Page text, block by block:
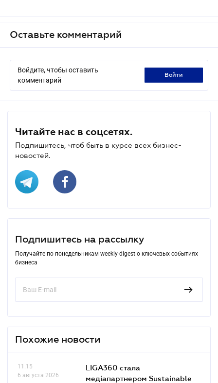
Оставьте комментарий
Войдите, чтобы оставить
комментарий
войти
Читайте нас в соцсетях.
Подпишитесь, чтоб быть в курсе всех бизнес-
новостей.
Подпишитесь на рассылку
Получайте по понедельникам weekly-digest о ключевых событиях
бизнеса
Похожие новости
11.15
6 августа 2026
LIGA360 стала
медіапартнером Sustainable